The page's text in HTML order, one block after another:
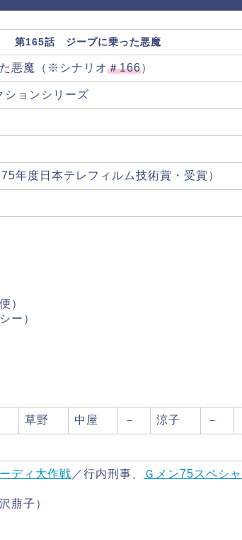
第165話 ジープに乗った悪魔
悪魔（※シナリオ＃166）
ションシリーズ
年度日本テレフィルム技術賞・受賞）
）
ー）
草野 中屋 － 涼子 －
ディ大作戦 ／行内刑事、 Ｇメン75スペシ
萠子）